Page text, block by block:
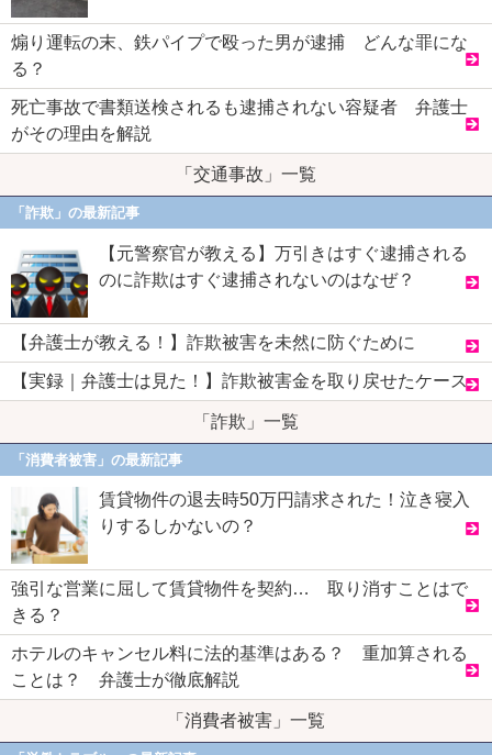
煽り運転の末、鉄パイプで殴った男が逮捕 どんな罪にな
る？
死亡事故で書類送検されるも逮捕されない容疑者 弁護士
がその理由を解説
「交通事故」一覧
「詐欺」の最新記事
【元警察官が教える】万引きはすぐ逮捕される
のに詐欺はすぐ逮捕されないのはなぜ？
【弁護士が教える！】詐欺被害を未然に防ぐために
【実録｜弁護士は見た！】詐欺被害金を取り戻せたケース
「詐欺」一覧
「消費者被害」の最新記事
賃貸物件の退去時50万円請求された！泣き寝入
りするしかないの？
強引な営業に屈して賃貸物件を契約… 取り消すことはで
きる？
ホテルのキャンセル料に法的基準はある？ 重加算される
ことは？ 弁護士が徹底解説
「消費者被害」一覧